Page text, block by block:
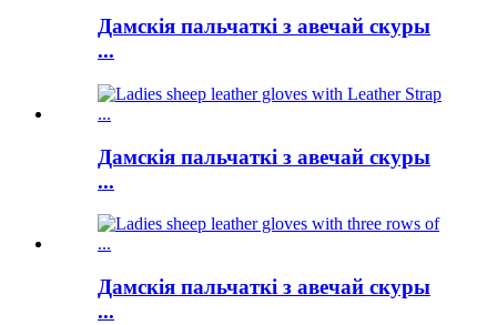
Дамскія пальчаткі з авечай скуры
...
Дамскія пальчаткі з авечай скуры
...
Дамскія пальчаткі з авечай скуры
...